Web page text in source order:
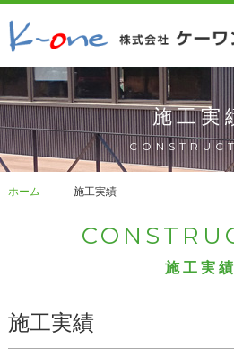
施工実
ホーム 施工実績
施工実績
施工実績